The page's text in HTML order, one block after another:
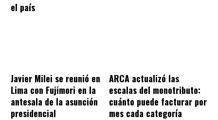
el país
Javier Milei se reunió en
Lima con Fujimori en la
antesala de la asunción
presidencial
ARCA actualizó las
escalas del monotributo:
cuánto puede facturar por
mes cada categoría